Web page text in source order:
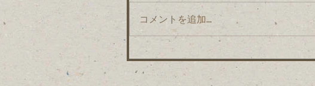
コメントを追加…